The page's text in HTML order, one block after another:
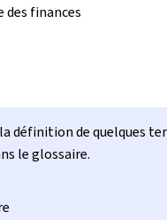
des finances
définition de quelques
le glossaire.